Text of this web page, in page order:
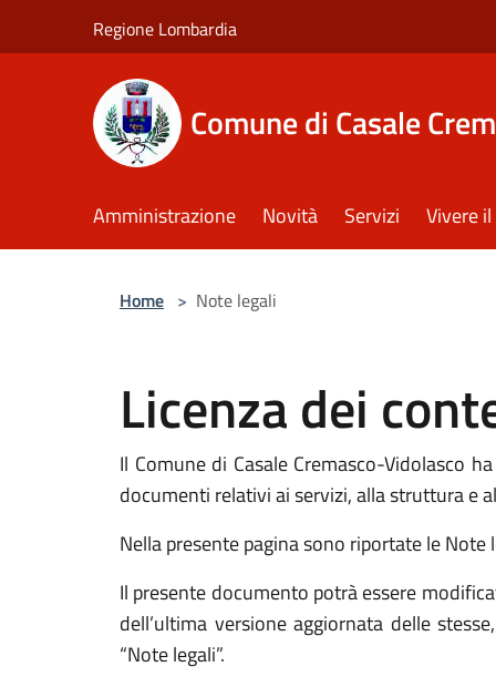
Regione Lombardia
Comune di Casale
Amministrazione Novità Servizi Vivere
Home > Note legali
Licenza dei
Il Comune di Casale Cremasco-Vidolasco
documenti relativi ai servizi, alla struttura e
Nella presente pagina sono riportate le Note
Il presente documento potrà essere
dell’ultima versione aggiornata delle
“Note legali”.